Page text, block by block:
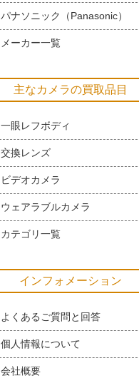
パナソニック（Panasonic）
メーカー一覧
主なカメラの買取品目
一眼レフボディ
交換レンズ
ビデオカメラ
ウェアラブルカメラ
カテゴリ一覧
インフォメーション
よくあるご質問と回答
個人情報について
会社概要